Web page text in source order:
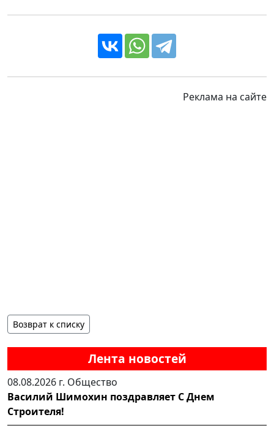
Лента новостей
08.08.2026 г. Общество
Василий Шимохин поздравляет С Днем
Строителя!
Реклама на сайте
Возврат к списку